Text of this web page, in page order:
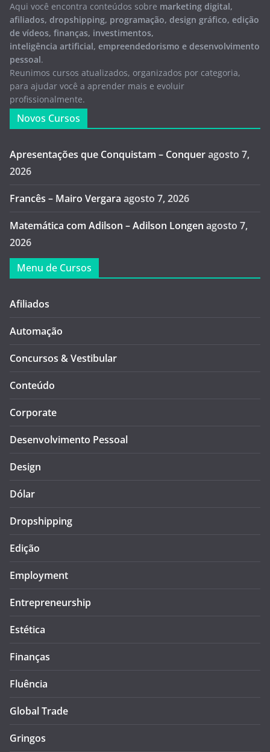
Aqui você encontra conteúdos sobre marketing digital,
afiliados, dropshipping, programação, design gráfico, edição
de vídeos, finanças, investimentos,
inteligência artificial, empreendedorismo e desenvolvimento
pessoal.
Reunimos cursos atualizados, organizados por categoria,
para ajudar você a aprender mais e evoluir
profissionalmente.
Novos Cursos
Apresentações que Conquistam – Conqueragosto 7,
2026
Francês – Mairo Vergara agosto 7, 2026
Matemática com Adilson – Adilson Longen agosto 7,
2026
Menu de Cursos
Afiliados
Automação
Concursos & Vestibular
Conteúdo
Corporate
Desenvolvimento Pessoal
Design
Dólar
Dropshipping
Edição
Employment
Entrepreneurship
Estética
Finanças
Fluência
Global Trade
Gringos